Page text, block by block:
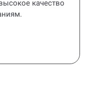
качество